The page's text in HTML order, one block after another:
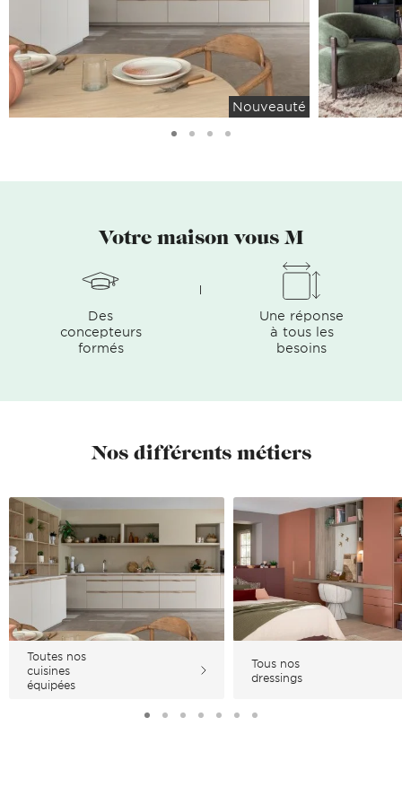
Nouveauté
Votre maison vous M
Des
concepteurs
formés
Une réponse
à tous les
besoins
Nos différents métiers
Toutes nos
cuisines
équipées
Tous nos
dressings